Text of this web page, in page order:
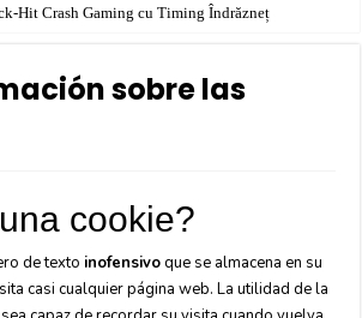
Crash Gaming cu Timing Îndrăzneț
sobre las
cookie?
de texto inofensivoque se almacena en su
casi cualquier página web. La utilidad de la